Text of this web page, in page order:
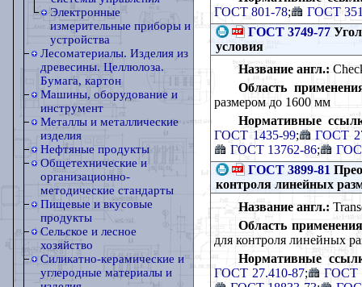
Электронные
измерительные приборы и
устройства
Лесоматериалы. Изделия из
древесины. Целлюлоза.
Бумага, картон
Машины, оборудование и
инструмент
Металлы и металлические
изделия
Нефтяные продукты
Общетехнические и
организационно-
методические стандарты
Пищевые и вкусовые
продукты
Сельское и лесное
хозяйство
Силикатно-керамические и
углеродные материалы и
ГОСТ 801-78;
ГОСТ
ГОСТ 3749-77
условия
Название англ.:
Область
размером до 1600 мм
Нормативные
ГОСТ 1435-99;
ГОСТ
ГОСТ 13762-86;
ГОСТ 3899-81
контроля линейных
Название англ.:
Область
для контроля линейных
Нормативные
ГОСТ 27.410-87;
ГОСТ